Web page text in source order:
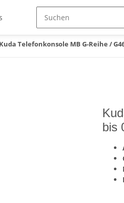
Kuda Telefonkonsole MB G-Reihe /
bis